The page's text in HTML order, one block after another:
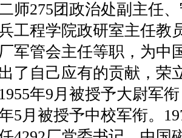
师275团政治处副主任
工程学院政研室主任教
军管会主任等职，为中
了自己应有的贡献，荣
年9月被授予大尉军
5月被授予中校军衔。